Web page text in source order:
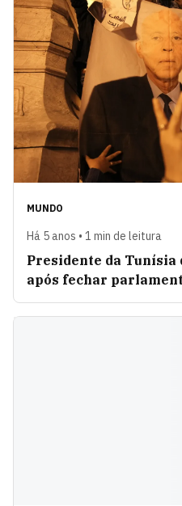
MUNDO
Há 5 anos • 1 min de leitura
Presidente da
após fechar